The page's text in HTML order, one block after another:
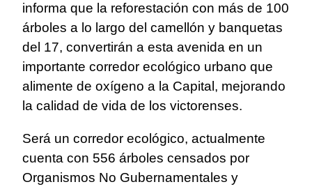
informa que la reforestación con más de 100
árboles a lo largo del camellón y banquetas
del 17, convertirán a esta avenida en un
importante corredor ecológico urbano que
alimente de oxígeno a la Capital, mejorando
la calidad de vida de los victorenses.
Será un corredor ecológico, actualmente
cuenta con 556 árboles censados por
Organismos No Gubernamentales y